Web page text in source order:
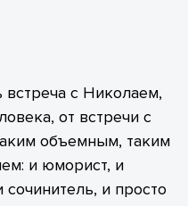
с Николаем,
от встречи с
объемным, таким
и юморист, и
и просто